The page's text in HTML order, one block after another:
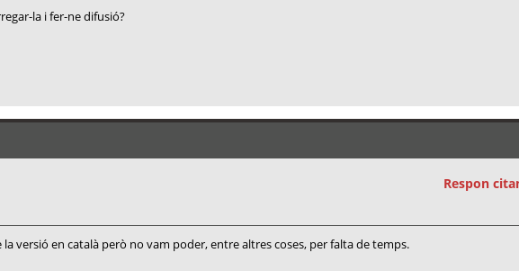
la i fer-ne difusió?
Respon
versió en català però no vam poder, entre altres coses, per falta de temps.